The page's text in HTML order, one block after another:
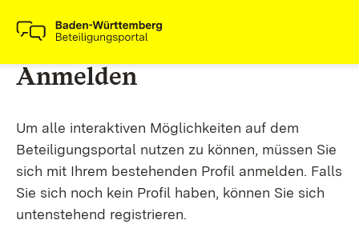
Anmelden
Um alle interaktiven Möglichkeiten auf dem
Beteiligungsportal nutzen zu können, müssen Sie
sich mit Ihrem bestehenden Profil anmelden. Falls
Sie sich noch kein Profil haben, können Sie sich
untenstehend registrieren.